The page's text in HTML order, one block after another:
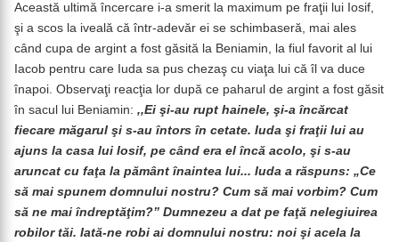
Această ultimă încercare i-a smerit la maximum pe fraţii lui Iosif,
şi a scos la iveală că într-adevăr ei se schimbaseră, mai ales
când cupa de argint a fost găsită la Beniamin, la fiul favorit al lui
Iacob pentru care Iuda sa pus chezaş cu viaţa lui că îl va duce
înapoi. Observaţi reacţia lor după ce paharul de argint a fost găsit
în sacul lui Beniamin: ,,Ei şi-au rupt hainele, şi-a încărcat
fiecare măgarul şi s-au întors în cetate. Iuda şi fraţii lui au
ajuns la casa lui Iosif, pe când era el încă acolo, şi s-au
aruncat cu faţa la pământ înaintea lui... Iuda a răspuns: „Ce
să mai spunem domnului nostru? Cum să mai vorbim? Cum
să ne mai îndreptăţim?” Dumnezeu a dat pe faţă nelegiuirea
robilor tăi. Iată-ne robi ai domnului nostru: noi şi acela la